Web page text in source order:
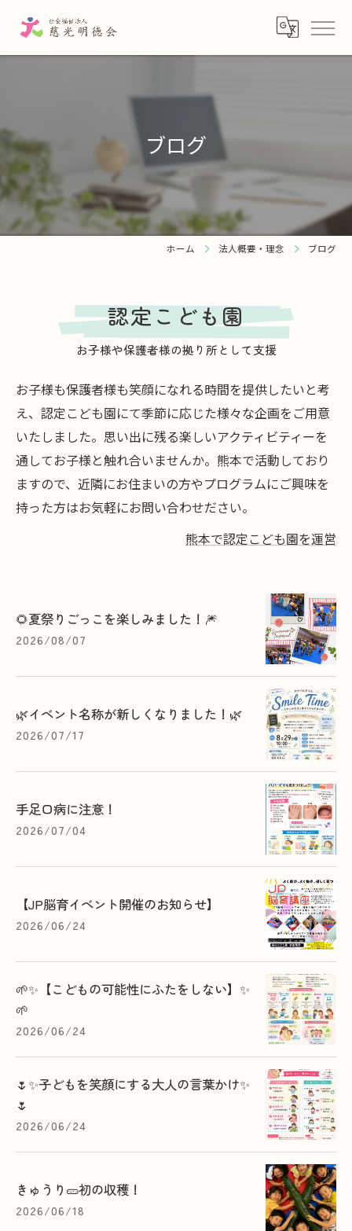
ブログ
ホーム 法人概要・理念 ブログ
認定こども園
お子様や保護者様の拠り所として支援
お子様も保護者様も笑顔になれる時間を提供したいと考
え、認定こども園にて季節に応じた様々な企画をご用意
いたしました。思い出に残る楽しいアクティビティーを
通してお子様と触れ合いませんか。熊本で活動しており
ますので、近隣にお住まいの方やプログラムにご興味を
持った方はお気軽にお問い合わせださい。
熊本で認定こども園を運営
🌻夏祭りごっこを楽しみました！🎆
2026/08/07
🌿イベント名称が新しくなりました！🌿
2026/07/17
手足口病に注意！
2026/07/04
【JP脳育イベント開催のお知らせ】
2026/06/24
🌱✨【こどもの可能性にふたをしない】✨
🌱
2026/06/24
🌷✨子どもを笑顔にする大人の言葉かけ✨
🌷
2026/06/24
きゅうり🥒初の収穫！
2026/06/18